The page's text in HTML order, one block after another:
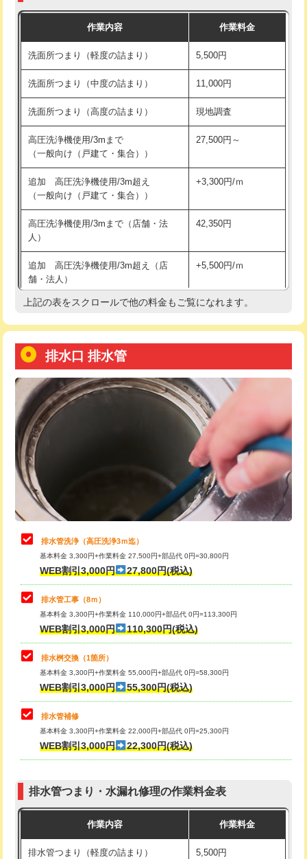
モルタル補修（厚さ10㎝まで） 27,500円
モルタル補修（厚さ10㎝超え） 38,500円
洗面台設置 38,500円
バスタブ設置 現場見積
追加人工 16,500円
廃棄・処分
※給水管工事は20mmまでの価格です。
交換・取付（その他部品） 11,000円+材料費
持込商品取付（単水栓） 13,200円
持込商品取付（混合水栓） 16,500円
持込商品取付（浄水器・分岐水栓） 16,500円
給水管工事※（ホール加工) 16,500円
給水管工事※（バンド止め)
給水管工事※（支持金具設置) 5,500円
給水管工事※（保温材使用（バンド止
め込み）)
5,500円
給水管工事※（土の掘削・埋め戻し作
業)
11,000円
用/3ｍまで)
用（追加）/3ｍ超え)
給水管工事※（ライニング鋼管・銅
管・ポリ管・HT管使用/3ｍまで)
44,000円
給水管工事※（ライニング鋼管・銅
管・ポリ管・HT管使用/3ｍ超え)
+8,800円
排水管工事（土の掘削・埋め戻し作
業）
11,000円~
排水管工事（排水管工事/3ｍまで） 55,000円
排水管工事（追加 排水管工事/3ｍ超
え）
マス交換（土の掘削・埋め戻し作業）
マス交換（深さ50㎝未満）
マス交換（深さ50㎝以上） 66,000円
コンクリート斫り（厚さ10㎝まで）
コンクリート斫り（厚さ10㎝超え）
モルタル補修（厚さ10㎝まで）
モルタル補修（厚さ10㎝超え）
追加人工 16,500円
現場見積
作業内容 作業料金
洗面所つまり（軽度の詰まり） 5,500円
洗面所つまり（中度の詰まり） 11,000円
洗面所つまり（高度の詰まり） 現地調査
高圧洗浄機使用/3mまで
（一般向け（戸建て・集合））
27,500円～
追加 高圧洗浄機使用/3m超え
（一般向け（戸建て・集合））
+3,300円/ｍ
高圧洗浄機使用/3mまで（店舗・法
人）
42,350円
追加 高圧洗浄機使用/3m超え（店
舗・法人）
+5,500円/ｍ
高度高圧洗浄換 現地調査
トーラー機使用/3mまで
追加トーラー機使用/3m超え +3,300円
カメラ調査 33,000円
桝清掃 8,800円
止水・漏水調査・防水処理・清掃・修
理・調整・分解・加工など（軽作業）
11,000円
止水・漏水調査・防水処理・清掃・修
理・調整・分解・加工など（中作業）
22,000円
止水・漏水調査・防水処理・清掃・修
理・調整・分解・加工など（重作業）
33,000円
その他部品の脱着
交換・取付（タンク） 22,000円+材料費
交換・取付(単水栓（壁付・デッキ
式）)
交換・取付(混合水栓（壁付・デッキ
式・ワンホール）)
16,500円+材料費
交換・取付(排水栓・排水トラップ
交換・取付（その他部品） 11,000円+材料費
持込商品取付（単水栓） 13,200円
持込商品取付（混合水栓） 16,500円
上記の表をスクロールで他の料金もご覧になれます。
排水口 排水管
排水管洗浄（高圧洗浄3ｍ迄）
基本料金 3,300円+作業料金 27,500円+部品代 0円=30,800円
WEB割引3,000円 27,800円(税込)
排水管工事（8ｍ）
基本料金 3,300円+作業料金 110,000円+部品代 0円=113,300円
WEB割引3,000円 110,300円(税込)
排水桝交換（1箇所）
基本料金 3,300円+作業料金 55,000円+部品代 0円=58,300円
WEB割引3,000円 55,300円(税込)
排水管補修
基本料金 3,300円+作業料金 22,000円+部品代 0円=25,300円
WEB割引3,000円 22,300円(税込)
排水管つまり・水漏れ修理の作業料金表
作業内容 作業料金
排水管つまり（軽度の詰まり） 5,500円